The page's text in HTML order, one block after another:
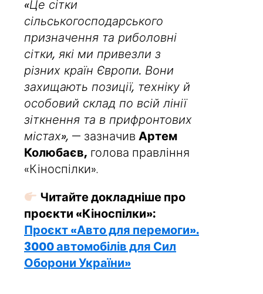
«Це сітки
сільськогосподарського
призначення та риболовні
сітки, які ми привезли з
різних країн Європи. Вони
захищають позиції, техніку й
особовий склад по всій лінії
зіткнення та в прифронтових
містах», — зазначив Артем
Колюбаєв, голова правління
«Кіноспілки».
Читайте докладніше про
проєкти «Кіноспілки»:
Проєкт «Авто для перемоги».
3000 автомобілів для Сил
Оборони України»